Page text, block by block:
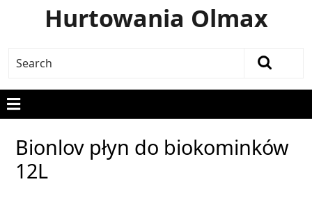
Hurtowania Olmax
Bionlov płyn do biokominków
12L